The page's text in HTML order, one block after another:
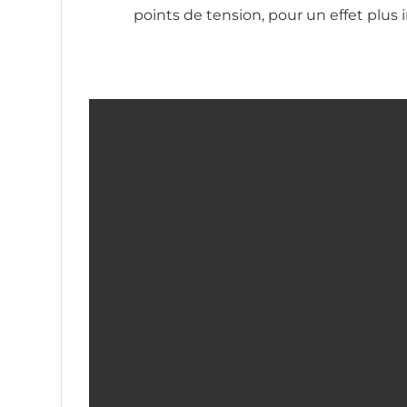
points de tension, pour un effet plus